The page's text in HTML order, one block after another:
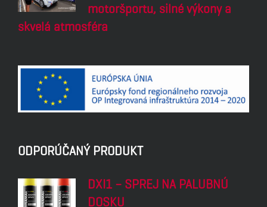
motoršportu, silné výkony a
skvelá atmosféra
ODPORÚČANÝ PRODUKT
DXI1 – SPREJ NA PALUBNÚ
DOSKU